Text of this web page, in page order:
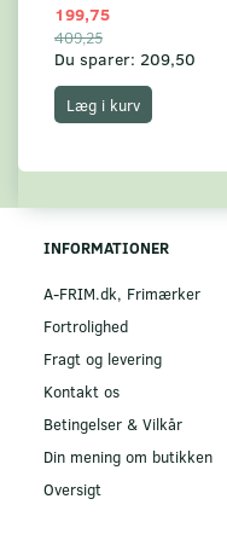
199,75
409,25
Du sparer: 209,50
Læg i kurv
INFORMATIONER
A-FRIM.dk, Frimærker
Fortrolighed
Fragt og levering
Kontakt os
Betingelser & Vilkår
Din mening om butikken
Oversigt